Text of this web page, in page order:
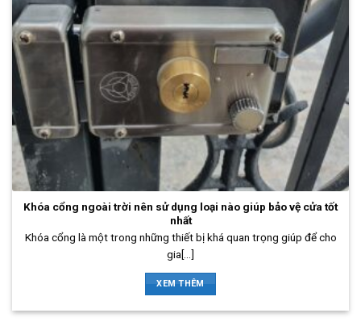
Khóa cổng ngoài trời nên sử dụng loại nào giúp bảo vệ cửa tốt
nhất
Khóa cổng là một trong những thiết bị khá quan trọng giúp để cho
gia[...]
XEM THÊM